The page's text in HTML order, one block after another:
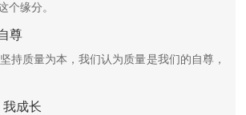
个缘分。
尊
持质量为本，我们认为质量是我们的自尊，
我成长